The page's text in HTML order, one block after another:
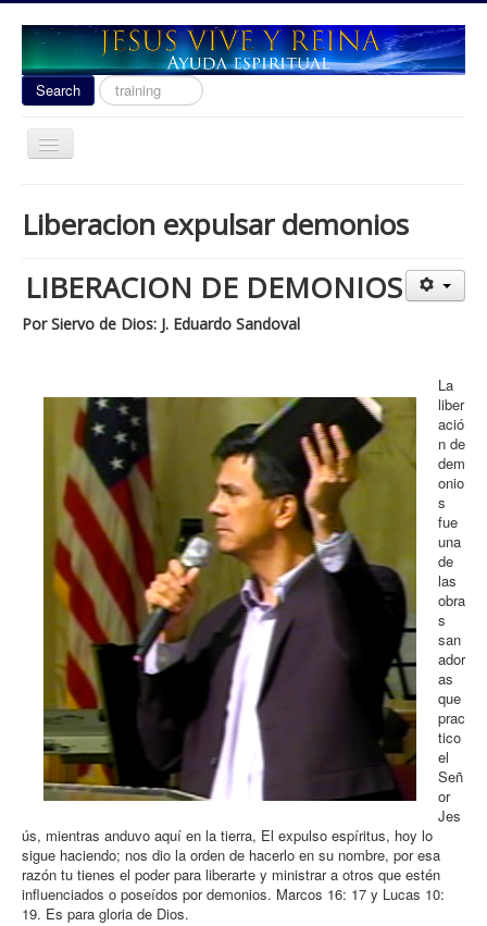
Search
Search
...
Toggle
Las señales del fin 2020
donacion
Contact
Liberacion expulsar demonios
LIBERACION DE DEMONIOS
Por Siervo de Dios: J. Eduardo Sandoval
La
liber
ació
n de
dem
onio
s
fue
una
de
las
obra
s
san
ador
as
que
prac
tico
el
Señ
or
Jes
ús, mientras anduvo aquí en la tierra, El expulso espíritus, hoy lo
sigue haciendo; nos dio la orden de hacerlo en su nombre, por esa
razón tu tienes el poder para liberarte y ministrar a otros que estén
influenciados o poseídos por demonios. Marcos 16: 17 y Lucas 10:
19. Es para gloria de Dios.